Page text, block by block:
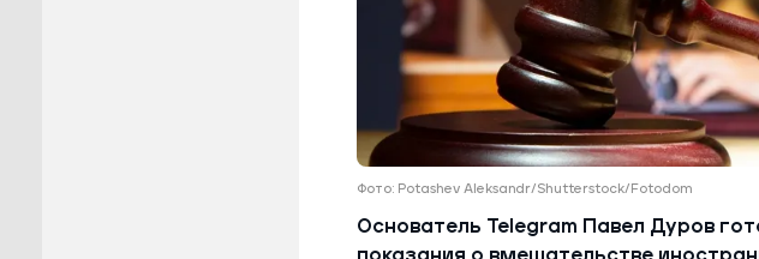
Фото: Potashev Aleksandr/Shutterstock/Fotodom
Основатель Telegram Павел Дуров
показания о вмешательстве